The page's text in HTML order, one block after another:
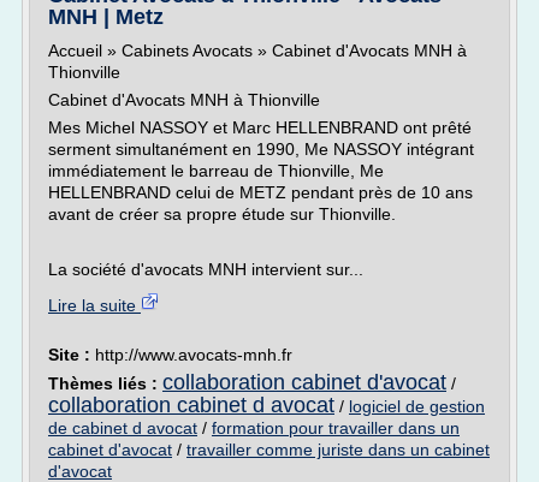
MNH | Metz
Accueil » Cabinets Avocats » Cabinet d'Avocats MNH à
Thionville
Cabinet d'Avocats MNH à Thionville
Mes Michel NASSOY et Marc HELLENBRAND ont prêté
serment simultanément en 1990, Me NASSOY intégrant
immédiatement le barreau de Thionville, Me
HELLENBRAND celui de METZ pendant près de 10 ans
avant de créer sa propre étude sur Thionville.
La société d'avocats MNH intervient sur...
Lire la suite
Site : http://www.avocats-mnh.fr
Thèmes liés : collaboration cabinet d'avocat /
collaboration cabinet d avocat / logiciel de gestion
de cabinet d avocat / formation pour travailler dans un
cabinet d'avocat / travailler comme juriste dans un cabinet
d'avocat